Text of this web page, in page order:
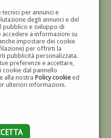
per annunci e
degli annunci e del
pubblico e sviluppo di
a informazioni su
impostare dei cookie
per offrirti la
pubblicità personalizzata.
preferenze e accettare,
cookie dal pannello
alla nostra Policy cookieed
ulteriori informazioni.
'800 E '900